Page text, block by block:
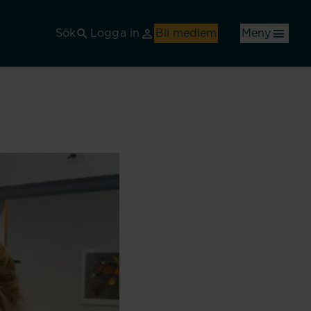
Sök Logga in Bli medlem Meny